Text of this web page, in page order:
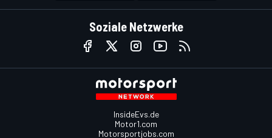
Soziale Netzwerke
InsideEvs.de
Motor1.com
Motorsportjobs.com